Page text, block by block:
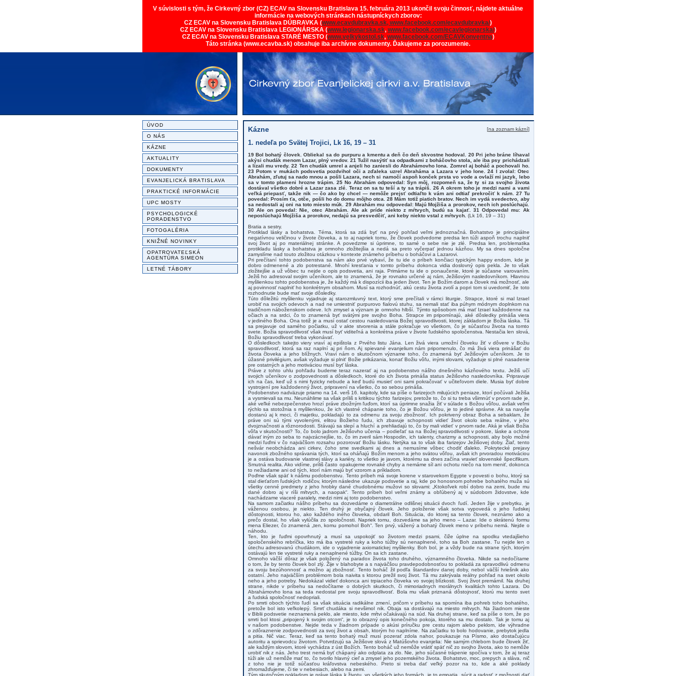
V súvislosti s tým, že Cirkevný zbor (CZ) ECAV na Slovensku Bratislava 15. februára 2013 ukončil svoju činnosť, nájdete aktuálne
informácie na webových stránkach nástupníckych zborov:
CZ ECAV na Slovensku Bratislava DÚBRAVKA (www.ecavdubravka.sk, www.facebook.com/ecavdubravka/)
CZ ECAV na Slovensku Bratislava LEGIONÁRSKA (www.legionarska.sk, www.facebook.com/ecavlegionarska/)
CZ ECAV na Slovensku Bratislava STARÉ MESTO (www.velkykostol.sk, www.facebook.com/ECAVKonventna)
Táto stránka (www.ecavba.sk) obsahuje iba archívne dokumenty. Ďakujeme za porozumenie.
ÚVOD
O NÁS
KÁZNE
AKTUALITY
DOKUMENTY
EVANJELICKÁ BRATISLAVA
PRAKTICKÉ INFORMÁCIE
UPC MOSTY
PSYCHOLOGICKÉ
PORADENSTVO
FOTOGALÉRIA
KNIŽNÉ NOVINKY
OPATROVATEĽSKÁ
AGENTÚRA SIMEON
LETNÉ TÁBORY
Kázne [na zoznam kázní]
1. nedeľa po Svätej Trojici, Lk 16, 19 – 31
19 Bol bohatý človek. Obliekal sa do purpuru a kmentu a deň čo deň skvostne hodoval. 20 Pri jeho bráne líhaval
akýsi chudák menom Lazar, plný vredov. 21 Tužil nasýtiť sa odpadkami z boháčovho stola, ale iba psy prichádzali
a lízali mu vredy. 22 Ten chudák umrel a anjeli ho zaniesli do Abrahámovho lona. Zomrel aj boháč a pochovali ho.
23 Potom v mukách podsvetia pozdvihol oči a zďaleka uzrel Abraháma a Lazara v jeho lone. 24 I zvolal: Otec
Abrahám, zľutuj sa nado mnou a pošli Lazara, nech si namočí aspoň konček prsta vo vode a ovlaží mi jazyk, lebo
sa v tomto plameni hrozne trápim. 25 No Abrahám odpovedal: Syn môj, rozpomeň sa, že ty si za svojho života
dostával všetko dobré a Lazar zasa zlé. Teraz on sa tu teší a ty sa trápiš. 26 A okrem toho je medzi nami a vami
veľká priepasť, takže nik — čo ako by chcel — nemôže prejsť odtiaľto k vám ani odtiaľ prekročiť k nám. 27 Tu
povedal: Prosím ťa, otče, pošli ho do domu môjho otca. 28 Mám totiž piatich bratov. Nech im vydá svedectvo, aby
sa nedostali aj oni na toto miesto múk. 29 Abrahám mu odpovedal: Majú Mojžiša a prorokov, nech ich poslúchajú.
30 Ale on povedal: Nie, otec Abrahám. Ale ak príde niekto z mŕtvych, budú sa kajať. 31 Odpovedal mu: Ak
neposlúchajú Mojžiša a prorokov, nedajú sa presvedčiť, ani keby niekto vstal z mŕtvych. (Lk 16, 19 – 31)
Bratia a sestry.
Protiklad lásky a bohatstva. Téma, ktorá sa zdá byť na prvý pohľad veľmi jednoznačná. Bohatstvo je principiálne
negatívnou veličinou v živote človeka, a to aj napriek tomu, že človek podvedome predsa len túži aspoň trochu naplniť
svoj život aj po materiálnej stránke. A povedzme si úprimne, to samé o sebe nie je zlé. Predsa len, problematika
protikladu lásky a bohatstva je omnoho zložitejšia a nedá sa preto vyčerpať jednou kázňou. My sa dnes spoločne
zamyslíme nad touto zložitou otázkou v kontexte známeho príbehu o boháčovi a Lazarovi.
Pri prečítaní tohto podobenstva sa nám ako prvé vybaví, že tu ide o príbeh končiaci typickým happy endom, kde je
dobro odmenené a zlo potrestané. Mnohí kresťania v tomto príbehu dokonca vidia doslovný opis pekla. Je to však
zložitejšie a už vôbec tu nejde o opis podsvetia, ani raja. Primárne tu ide o ponaučenie, ktoré je súčasne varovaním.
Ježiš ho adresoval svojim učeníkom, ale to znamená, že je rovnako určené aj nám, Ježišovým nasledovníkom. Hlavnou
myšlienkou tohto podobenstva je, že každý má k dispozícii iba jeden život. Ten je Božím darom a človek má možnosť, ale
aj povinnosť naplniť ho konkrétnym obsahom. Musí sa rozhodnúť, akú cestu života zvolí a popri tom si uvedomiť, že toto
rozhodnutie bude mať svoje dôsledky.
Túto dôležitú myšlienku vyjadruje aj starozmluvný text, ktorý sme prečítali v rámci liturgie. Strapce, ktoré si mal Izrael
urobiť na svojich odevoch a nad ne umiestniť purpurovo fialovú stuhu, sa nemali stať iba púhym módnym doplnkom na
tradičnom náboženskom odeve. Ich zmysel a význam je omnoho hlbší. Týmto spôsobom má mať Izrael každodenne na
očiach a na srdci, čo to znamená byť svätými pre svojho Boha. Strapce im pripomínajú, aké dôsledky prináša viera
v jediného Boha. Ona totiž je a musí ostať cestou nasledovania Božej spravodlivosti, ktorej základom je Božia láska. Tá
sa prejavuje od samého počiatku, už v akte stvorenia a stále pokračuje vo všetkom, čo je súčasťou života na tomto
svete. Božia spravodlivosť však musí byť viditeľná a konkrétna práve v živote ľudského spoločenstva. Nestačia len slová,
Božiu spravodlivosť treba vykonávať.
O dôsledkoch takejto viery vraví aj epištola z Prvého listu Jána. Len živá viera umožní človeku žiť v dôvere v Božiu
spravodlivosť, ktorá sa raz naplní aj pri ňom. Aj spievané evanjelium nám pripomenulo, čo má živá viera prinášať do
života človeka a jeho blížnych. Vraví nám o skutočnom význame toho, čo znamená byť Ježišovým učeníkom. Je to
úžasné privilégium, avšak vyžaduje si plniť Božie prikázania, konať Božiu vôľu, inými slovami, vyžaduje si plné nasadenie
pre ostatných a jeho motiváciou musí byť láska.
Práve z tohto uhlu pohľadu budeme teraz nazerať aj na podobenstvo nášho dnešného kázňového textu. Ježiš učí
svojich učeníkov o zodpovednosti a dôsledkoch, ktoré do ich života prináša status Ježišovho nasledovníka. Pripravuje
ich na čas, keď už s nimi fyzicky nebude a keď budú musieť oni sami pokračovať v učiteľovom diele. Musia byť dobre
vystrojení pre každodenný život, pripravení na všetko, čo so sebou prináša.
Podobenstvo nadväzuje priamo na 14. verš 16. kapitoly, kde sa píše o farizejoch milujúcich peniaze, ktorí počúvali Ježiša
a vysmievali sa mu. Neunáhlime sa však príliš s kritikou týchto farizejov, pretože to, čo si tu treba všimnúť v prvom rade je,
aké veľké nebezpečenstvo hrozí práve zbožným ľuďom, ktorí sa úprimne snažia žiť v súlade s Božou vôľou, avšak veľmi
rýchlo sa stotožnia s myšlienkou, že ich vlastné chápanie toho, čo je Božou vôľou, je to jediné správne. Ak sa navyše
dostanú aj k moci, či majetku, pokladajú to za odmenu za svoju zbožnosť. Ich pokrivený obraz Boha a sebaklam, že
práve oni sú tými vyvolenými, elitou Božieho ľudu, ich zbavuje schopnosti vidieť život okolo seba reálne, v jeho
dvojznačnosti a rôznorodosti. Stávajú sa slepí a hluchí a prehliadajú to, čo by mali vidieť v prvom rade. Aká je však Božia
vôľa v skutočnosti? To, čo bolo jadrom Ježišovho učenia – podieľať sa na Božej spravodlivosti v pokore, láske a ochote
dávať iným zo seba to najvzácnejšie, to, čo im zveril sám Hospodin, ich talenty, charizmy a schopnosti, aby bolo možné
medzi ľuďmi v čo najväčšom rozsahu pozorovať Božiu lásku. Netýka sa to však iba farizejov Ježišovej doby. Žiaľ, tento
nešvár neobchádza ani cirkev, čoho sme svedkami aj dnes a nemusíme vôbec chodiť ďaleko. Pokrytecké prejavy
navonok zbožného správania tých, ktorí sa oháňajú Božím menom a jeho svätou vôľou, avšak ich prvoradou motiváciou
je a ostáva budovanie vlastnej slávy a kariéry, to všetko je javom, ktorému sa dnes začína vravieť slovenské špecifikum.
Smutná realita. Ako vidíme, príliš často opakujeme rovnaké chyby a nemáme síl ani ochotu niečo na tom meniť, dokonca
to nežiadame ani od tých, ktorí nám majú byť vzorom a príkladom.
Poďme však späť k nášmu podobenstvu. Tento príbeh má svoje korene v starovekom Egypte v povesti o bohu, ktorý sa
stal dieťaťom ľudských rodičov, ktorým následne ukazuje podsvetie a raj, kde po honosnom pohrebe bohatého muža sú
všetky cenné predmety z jeho hrobky dané chudobnému mužovi so slovami: „Ktokoľvek robí dobro na zemi, bude mu
dané dobro aj v ríši mŕtvych, a naopak“. Tento príbeh bol veľmi známy a obľúbený aj v súdobom židovstve, kde
nachádzame viaceré paralely, medzi nimi aj toto podobenstvo.
Na samom začiatku nášho príbehu sa dozvedáme o diametrálne odlišnej situácii dvoch ľudí. Jeden žije v prebytku, je
váženou osobou, je niekto. Ten druhý je obyčajný človek. Jeho položenie však sotva vypovedá o jeho ľudskej
dôstojnosti, ktorou ho, ako každého iného človeka, obdaril Boh. Situácia, do ktorej sa tento človek, neznámo ako a
prečo dostal, ho však vylúčila zo spoločnosti. Napriek tomu, dozvedáme sa jeho meno – Lazar. Ide o skrátenú formu
mena Eliezer, čo znamená „ten, komu pomohol Boh“. Ten prvý, vážený a bohatý človek meno v príbehu nemá. Nejde o
náhodu.
Ten, kto je ľuďmi opovrhnutý a musí sa uspokojiť so životom medzi psami, čiže úplne na spodku vtedajšieho
spoločenského rebríčka, kto má iba vystreté ruky a koho túžby sú nenaplnené, toho sa Boh zastane. Tu nejde len o
útechu adresovanú chudákom, ide o vyjadrenie axiomatickej myšlienky. Boh bol, je a vždy bude na strane tých, ktorým
ostávajú len tie vystreté ruky a nenaplnené túžby. On sa ich zastane.
Omnoho väčší dôraz je však položený na paradox života toho druhého, významného človeka. Nikde sa nedočítame
o tom, že by tento človek bol zlý. Žije v blahobyte a s najväčšou pravdepodobnosťou to pokladá za spravodlivú odmenu
za svoju bezúhonnosť a možno aj zbožnosť. Tento boháč žil podľa štandardov danej doby, nebol väčší hriešnik ako
ostatní. Jeho najväčším problémom bola naivita s ktorou prežil svoj život. Tá mu zakrývala reálny pohľad na svet okolo
neho a jeho potreby. Nedokázal vidieť dokonca ani trpiaceho človeka vo svojej blízkosti. Svoj život premárnil. Na druhej
strane, nikde v príbehu sa nedočítame o dobrých skutkoch, či mimoriadnych morálnych kvalitách tohto Lazara. Do
Abrahámovho lona sa teda nedostal pre svoju spravodlivosť. Bola mu však priznaná dôstojnosť, ktorú mu tento svet
a ľudská spoločnosť nedopriali.
Po smrti oboch týchto ľudí sa však situácia radikálne zmení, pričom v príbehu sa spomína iba pohreb toho bohatého,
pretože bol isto veľkolepý. Smrť chudáka si nevšimol nik. Obaja sa dostávajú na miesto mŕtvych. Na žiadnom mieste
v Biblii podsvetie neznamená peklo, ale miesto, kde mŕtvi očakávajú na súd. Na druhej strane, keď sa píše o tom, že po
smrti bol ktosi „pripojený k svojim otcom“, je to obrazný opis konečného pokoja, ktorého sa mu dostalo. Tak je tomu aj
v našom podobenstve. Nejde teda v žiadnom prípade o akúsi príručku pre cestu rajom alebo peklom, ide výhradne
o zdôraznenie zodpovednosti za svoj život a obsah, ktorým ho naplníme. Na začiatku to bolo hodovanie, prebytok jedla
a pitia. Nič viac. Teraz, keď sa tento bohatý muž musí pozerať zdola nahor, poukazuje na Písmo, ako dostačujúcu
autoritu a sprievodcu životom. Potvrdzujú sa Ježišove slová z Matúšovho evanjelia: Nie samým chlebom bude človek žiť,
ale každým slovom, ktoré vychádza z úst Božích. Tento boháč už nemôže vrátiť späť nič zo svojho života, ako to nemôže
urobiť nik z nás. Jeho trest nemá byť chápaný ako odplata za zlo. Nie, jeho súčasné trápenie spočíva v tom, že aj teraz
túži ale už nemôže mať to, čo tvorilo hlavný cieľ a zmysel jeho pozemského života. Bohatstvo, moc, prepych a sláva, nič
z toho nie je totiž súčasťou kráľovstva nebeského. Preto si treba dať veľký pozor na to, kde a aké poklady
zhromažďujeme, či tie v nebesiach, alebo na zemi.
Tým skutočným pokladom je práve láska k životu, vo všetkých jeho formách, je to empatia, súcit a radosť z možnosti dať